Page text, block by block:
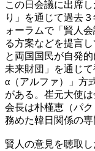
この日会議に出席
り」を通じて過去
ォーラムで「賢人
る方案などを提言
と両国国民が自発
未来財団」を通じ
α（アルファ）」方
がある。崔元大使
会長は朴槿恵（パ
務めた韓日関係の専
賢人の意見を聴取